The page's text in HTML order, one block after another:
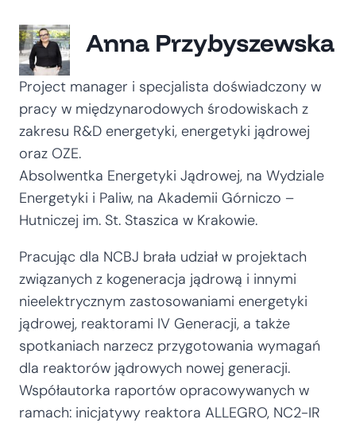
Anna Przybyszewska
Project manager i specjalista doświadczony w
pracy w międzynarodowych środowiskach z
zakresu R&D energetyki, energetyki jądrowej
oraz OZE.
Absolwentka Energetyki Jądrowej, na Wydziale
Energetyki i Paliw, na Akademii Górniczo –
Hutniczej im. St. Staszica w Krakowie.
Pracując dla NCBJ brała udział w projektach
związanych z kogeneracja jądrową i innymi
nieelektrycznym zastosowaniami energetyki
jądrowej, reaktorami IV Generacji, a także
spotkaniach narzecz przygotowania wymagań
dla reaktorów jądrowych nowej generacji.
Współautorka raportów opracowywanych w
ramach: inicjatywy reaktora ALLEGRO, NC2-IR